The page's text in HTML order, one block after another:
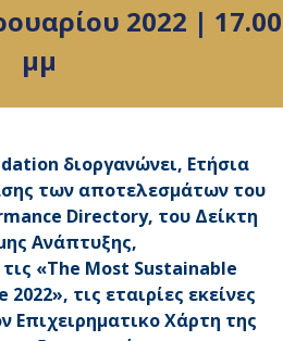
2022 | 17.00
μμ
διοργανώνει, Ετήσια
των αποτελεσμάτων του
Directory, του Δείκτη
Ανάπτυξης,
«The Most Sustainable
τις εταιρίες εκείνες
Επιχειρηματικο Χάρτη της